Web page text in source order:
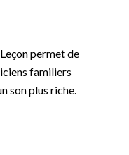
permet de
familiers
son plus riche.